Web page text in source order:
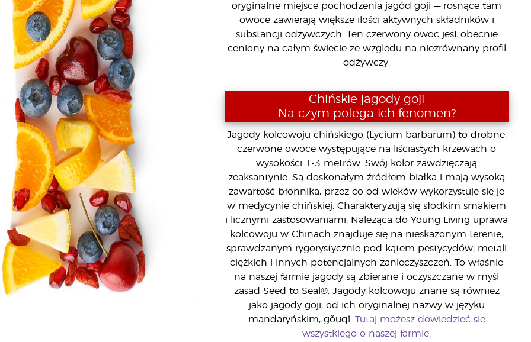
oryginalne miejsce pochodzenia jagód goji — rosnące tam
owoce zawierają większe ilości aktywnych składników i
substancji odżywczych. Ten czerwony owoc jest obecnie
ceniony na całym świecie ze względu na niezrównany profil
odżywczy.
Chińskie jagody goji
Na czym polega ich fenomen?
Jagody kolcowoju chińskiego (Lycium barbarum) to drobne,
czerwone owoce występujące na liściastych krzewach o
wysokości 1-3 metrów. Swój kolor zawdzięczają
zeaksantynie. Są doskonałym źródłem białka i mają wysoką
zawartość błonnika, przez co od wieków wykorzystuje się je
w medycynie chińskiej. Charakteryzują się słodkim smakiem
i licznymi zastosowaniami. Należąca do Young Living uprawa
kolcowoju w Chinach znajduje się na nieskażonym terenie,
sprawdzanym rygorystycznie pod kątem pestycydów, metali
ciężkich i innych potencjalnych zanieczyszczeń. To właśnie
na naszej farmie jagody są zbierane i oczyszczane w myśl
zasad Seed to Seal®. Jagody kolcowoju znane są również
jako jagody goji, od ich oryginalnej nazwy w języku
mandaryńskim, gǒuqǐ. Tutaj możesz dowiedzieć się
wszystkiego o naszej farmie.